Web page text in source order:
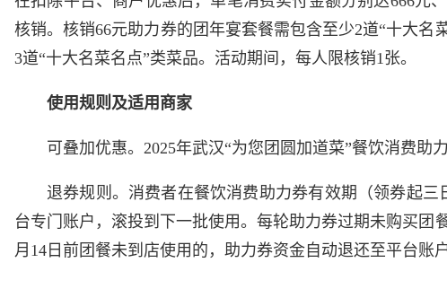
核销。核销66元助力券的团年宴套餐需包含至少2道“十大
3道“十大名菜名点”类菜品。活动期间，每人限核销1张。
使用规则及适用商家
可叠加优惠。2025年武汉“为您团圆加道菜”餐饮消费助
退券规则。消费者在餐饮消费助力券有效期（领券起
台专门账户，滚投到下一批使用。每轮助力券过期未购买
月14日前团餐未到店使用的，助力券资金自动退还至平台账户